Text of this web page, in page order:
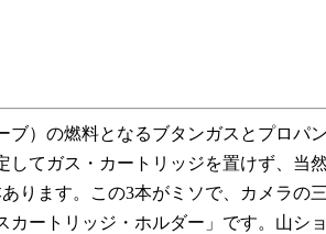
ブ）の燃料となるブタンガスとプロパ
してガス・カートリッジを置けず、当
ります。この3本がミソで、カメラの
カートリッジ・ホルダー」です。山シ